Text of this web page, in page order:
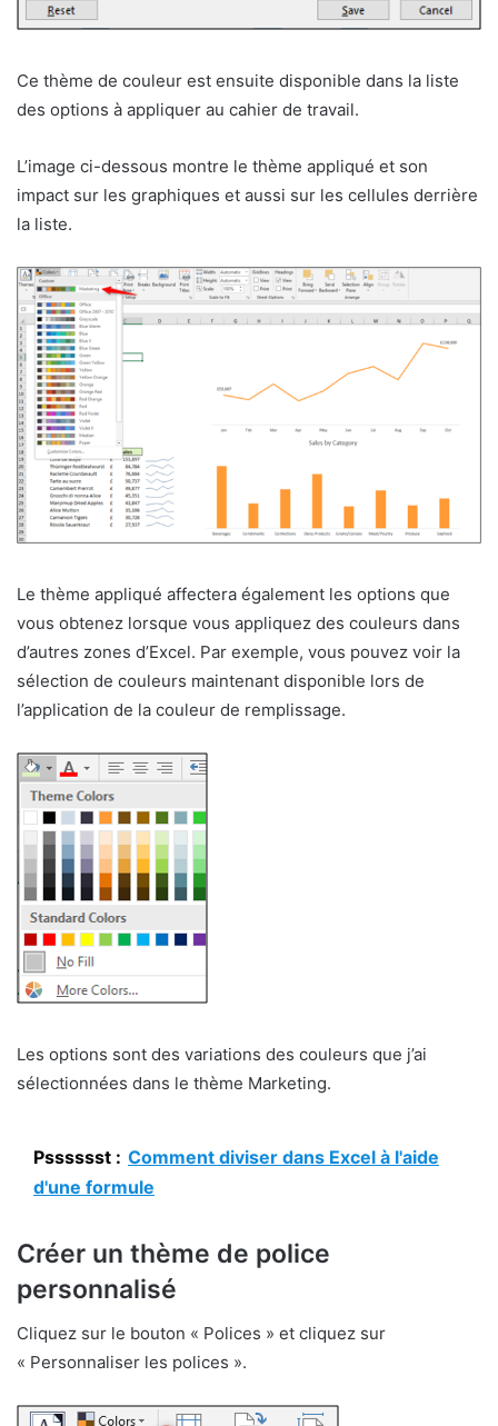
Ce thème de couleur est ensuite disponible dans la liste
des options à appliquer au cahier de travail.
L’image ci-dessous montre le thème appliqué et son
impact sur les graphiques et aussi sur les cellules derrière
la liste.
Le thème appliqué affectera également les options que
vous obtenez lorsque vous appliquez des couleurs dans
d’autres zones d’Excel. Par exemple, vous pouvez voir la
sélection de couleurs maintenant disponible lors de
l’application de la couleur de remplissage.
Les options sont des variations des couleurs que j’ai
sélectionnées dans le thème Marketing.
Psssssst : Comment diviser dans Excel à l'aide
d'une formule
Créer un thème de police
personnalisé
Cliquez sur le bouton « Polices » et cliquez sur
« Personnaliser les polices ».